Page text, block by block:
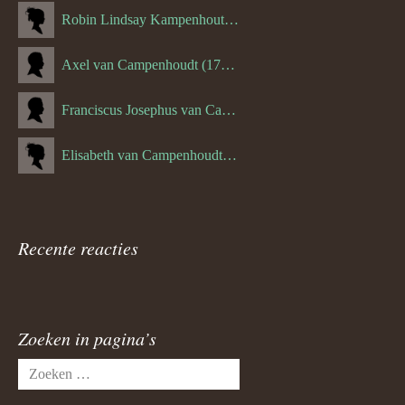
Robin Lindsay Kampenhout (1346.) (06-03-2023)
Axel van Campenhoudt (1738.)
Franciscus Josephus van Campenhoudt (1719.) (10-08-1875)
Elisabeth van Campenhoudt (1716.) (28-05-1870)
Recente reacties
Zoeken in pagina’s
Zoeken
naar: